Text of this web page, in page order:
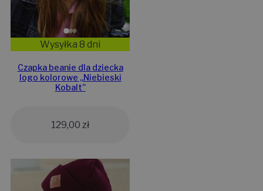
Wysyłka 8 dni
Czapka beanie dla dziecka
logo kolorowe „Niebieski
Kobalt”
129,00 zł